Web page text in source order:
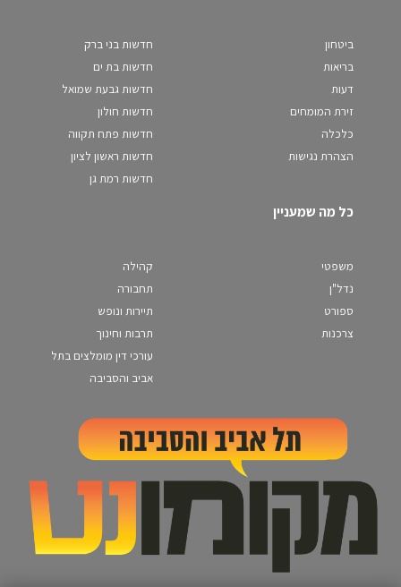
ביטחון
בריאות
דעות
זירת המומחים
כלכלה
הצהרת נגישות
חדשות בני ברק
חדשות בת ים
חדשות גבעת שמואל
חדשות חולון
חדשות פתח תקווה
חדשות ראשון לציון
חדשות רמת גן
כל מה שמעניין
משפטי
נדל"ן
ספורט
צרכנות
קהילה
תחבורה
תיירות ונופש
תרבות וחינוך
עורכי דין מומלצים בתל
אביב והסביבה